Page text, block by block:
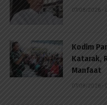
07/08/2026 -
Kodim
Katarak,
Manfaat
07/08/2026 -